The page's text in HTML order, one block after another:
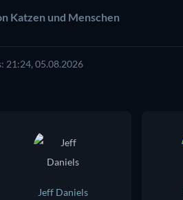
Katzen und Menschen
21:24, 05.08.2026
Jeff Daniels